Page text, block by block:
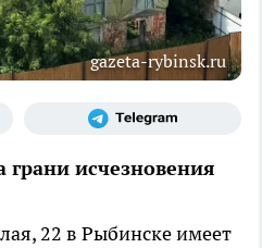
gazeta-rybinsk.ru
грани исчезновения
22 в Рыбинске имеет